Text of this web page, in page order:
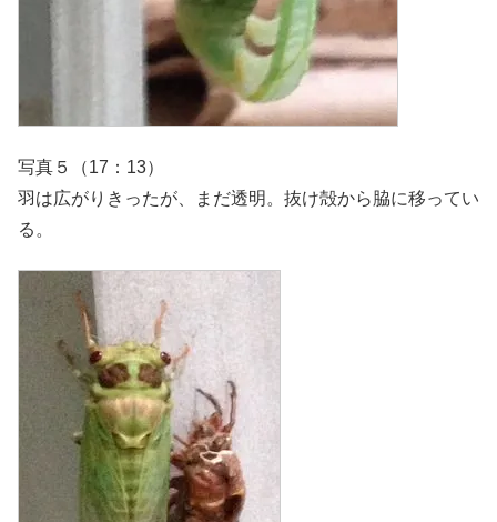
写真５（17：13）
羽は広がりきったが、まだ透明。抜け殻から脇に移ってい
る。